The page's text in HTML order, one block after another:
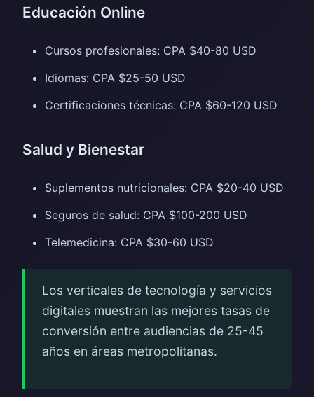
Educación Online
Cursos profesionales: CPA $40-80 USD
Idiomas: CPA $25-50 USD
Certificaciones técnicas: CPA $60-120 USD
Salud y Bienestar
Suplementos nutricionales: CPA $20-40 USD
Seguros de salud: CPA $100-200 USD
Telemedicina: CPA $30-60 USD
Los verticales de tecnología y servicios
digitales muestran las mejores tasas de
conversión entre audiencias de 25-45
años en áreas metropolitanas.